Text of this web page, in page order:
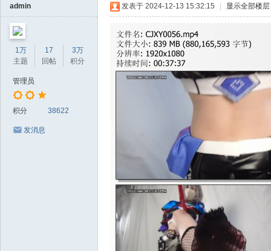
admin
1万
主题
17
回帖
3万
积分
管理员
积分 38622
发消息
发表于 2024-12-13 15:32:15 显示全部楼层